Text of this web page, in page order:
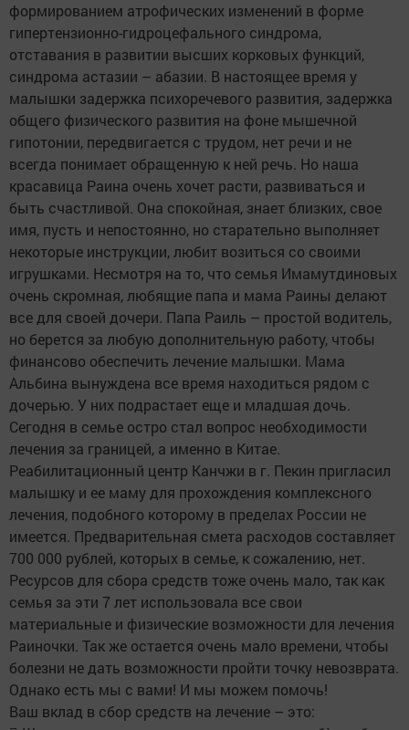
формированием атрофических изменений в форме
гипертензионно-гидроцефального синдрома,
отставания в развитии высших корковых функций,
синдрома астазии – абазии. В настоящее время у
малышки задержка психоречевого развития, задержка
общего физического развития на фоне мышечной
гипотонии, передвигается с трудом, нет речи и не
всегда понимает обращенную к ней речь. Но наша
красавица Раина очень хочет расти, развиваться и
быть счастливой. Она спокойная, знает близких, свое
имя, пусть и непостоянно, но старательно выполняет
некоторые инструкции, любит возиться со своими
игрушками. Несмотря на то, что семья Имамутдиновых
очень скромная, любящие папа и мама Раины делают
все для своей дочери. Папа Раиль – простой водитель,
но берется за любую дополнительную работу, чтобы
финансово обеспечить лечение малышки. Мама
Альбина вынуждена все время находиться рядом с
дочерью. У них подрастает еще и младшая дочь.
Сегодня в семье остро стал вопрос необходимости
лечения за границей, а именно в Китае.
Реабилитационный центр Канчжи в г. Пекин пригласил
малышку и ее маму для прохождения комплексного
лечения, подобного которому в пределах России не
имеется. Предварительная смета расходов составляет
700 000 рублей, которых в семье, к сожалению, нет.
Ресурсов для сбора средств тоже очень мало, так как
семья за эти 7 лет использовала все свои
материальные и физические возможности для лечения
Раиночки. Так же остается очень мало времени, чтобы
болезни не дать возможности пройти точку невозврата.
Однако есть мы с вами! И мы можем помочь!
Ваш вклад в сбор средств на лечение – это: